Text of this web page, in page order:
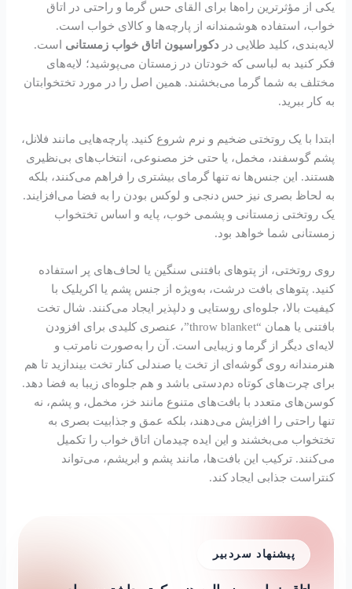
یکی از مؤثرترین راه‌ها برای القای حس گرما و راحتی در اتاق
خواب، استفاده هوشمندانه از پارچه‌ها و کالای خواب است.
لایه‌بندی، کلید طلایی دردکوراسیون اتاق خواب زمستانی است.
فکر کنید به لباسی که خودتان در زمستان می‌پوشید؛ لایه‌های
مختلف به شما گرما می‌بخشند. همین اصل را در مورد تختخوابتان
به کار ببرید.
ابتدا با یک روتختی ضخیم و نرم شروع کنید. پارچه‌هایی مانند فلانل،
پشم گوسفند، مخمل، یا حتی خز مصنوعی، انتخاب‌های بی‌نظیری
هستند. این جنس‌ها نه تنها گرمای بیشتری را فراهم می‌کنند، بلکه
به لحاظ بصری نیز حس دنجی و لوکس بودن را به فضا می‌افزایند.
یک روتختی زمستانی و پشمی خوب، پایه و اساس تختخواب
زمستانی شما خواهد بود.
روی روتختی، از پتوهای بافتنی سنگین یا لحاف‌های پر استفاده
کنید. پتوهای بافت درشت، به‌ویژه از جنس پشم یا اکریلیک با
کیفیت بالا، جلوه‌ای روستایی و دلپذیر ایجاد می‌کنند. شال تخت
بافتنی یا همان “throw blanket”، عنصری کلیدی برای افزودن
لایه‌ای دیگر از گرما و زیبایی است. آن را به‌صورت نامرتب و
هنرمندانه روی گوشه‌ای از تخت یا صندلی کنار تخت بیندازید تا هم
برای چرت‌های کوتاه دم‌دستی باشد و هم جلوه‌ای زیبا به فضا دهد.
کوسن‌های متعدد با بافت‌های متنوع مانند خز، مخمل، و پشم، نه
تنها راحتی را افزایش می‌دهند، بلکه عمق و جذابیت بصری به
تختخواب می‌بخشند و این ایده چیدمان اتاق خواب را تکمیل
می‌کنند. ترکیب این بافت‌ها، مانند پشم و ابریشم، می‌تواند
کنتراست جذابی ایجاد کند.
پیشنهاد سردبیر